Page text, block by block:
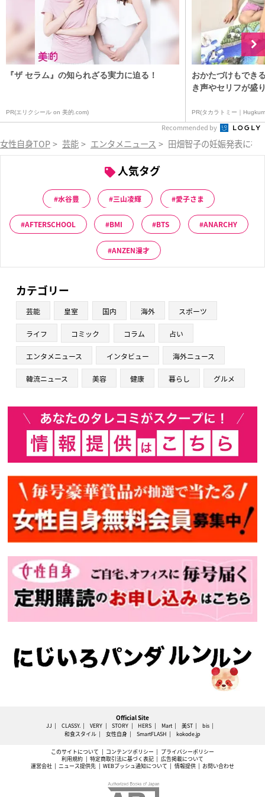
『ザ セラム』の知られざる実力に迫る！
PR(エリクシール on 美的.com)
おかたづけもでき
き声やセリフが盛
PR(タカラトミー｜
Recommended by
女性自身TOP > 芸能 > エンタメニュース > 田畑智子の妊娠発表に祝
人気タグ
水谷豊 三山凌輝 愛子さま
AFTERSCHOOL BMI BTS ANARCHY
ANZEN漫才
カテゴリー
芸能 皇室 国内 海外 スポーツ
ライフ コミック コラム 占い
エンタメニュース インタビュー 海外ニュース
韓流ニュース 美容 健康 暮らし グルメ
Official Site
JJ CLASSY. VERY STORY HERS Mart 美ST
bis
和食スタイル
女性自身 SmartFLASH kokode.jp
このサイトについて コンテンツポリシー
プライバシーポリシー
利用規約
特定商取引法に基づく表記
広告掲載について
運営会社
ニュース提供先 WEBプッシュ通知について 情報提供 お問い合わせ